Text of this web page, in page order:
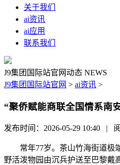
关于我们
ai资讯
ai应用
联系我们
J9集团国际站官网动态 NEWS
J9集团国际站官网 > ai资讯 >
“聚侨赋能商联全国情系南
发布时间：2026-05-29 10:40 |
常年77岁。茶山竹海街道极
野活泼物园由沉兵护送至巴黎戴